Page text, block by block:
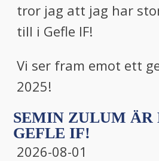
tror jag att jag har
till i Gefle IF!
Vi ser fram emot ett
2025!
SEMIN ZULUM ÄR
GEFLE IF!
2026-08-01